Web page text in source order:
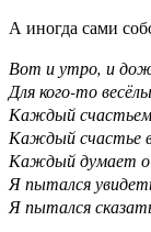
А иногда сами
Вот и утро, и
Для кого-то
Каждый
Каждый счастье
Каждый думает о
Я пытался
Я пытался